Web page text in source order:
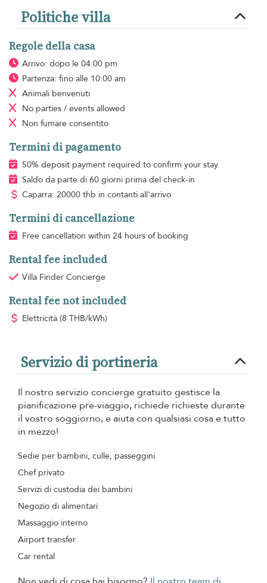
Politiche villa
Regole della casa
Arrivo: dopo le 04:00 pm
Partenza: fino alle 10:00 am
Animali benvenuti
No parties / events allowed
Non fumare consentito
Termini di pagamento
50% deposit payment required to confirm your stay
Saldo da parte di 60 giorni prima del check-in
Caparra: 20000 thb in contanti all'arrivo
Termini di cancellazione
Free cancellation within 24 hours of booking
Rental fee included
Villa Finder Concierge
Rental fee not included
Elettricità (8 THB/kWh)
Servizio di portineria
Il nostro servizio concierge gratuito gestisce la
pianificazione pre-viaggio, richiede richieste durante
il vostro soggiorno, e aiuta con qualsiasi cosa e tutto
in mezzo!
Sedie per bambini, culle, passeggini
Chef privato
Servizi di custodia dei bambini
Negozio di alimentari
Massaggio interno
Airport transfer
Car rental